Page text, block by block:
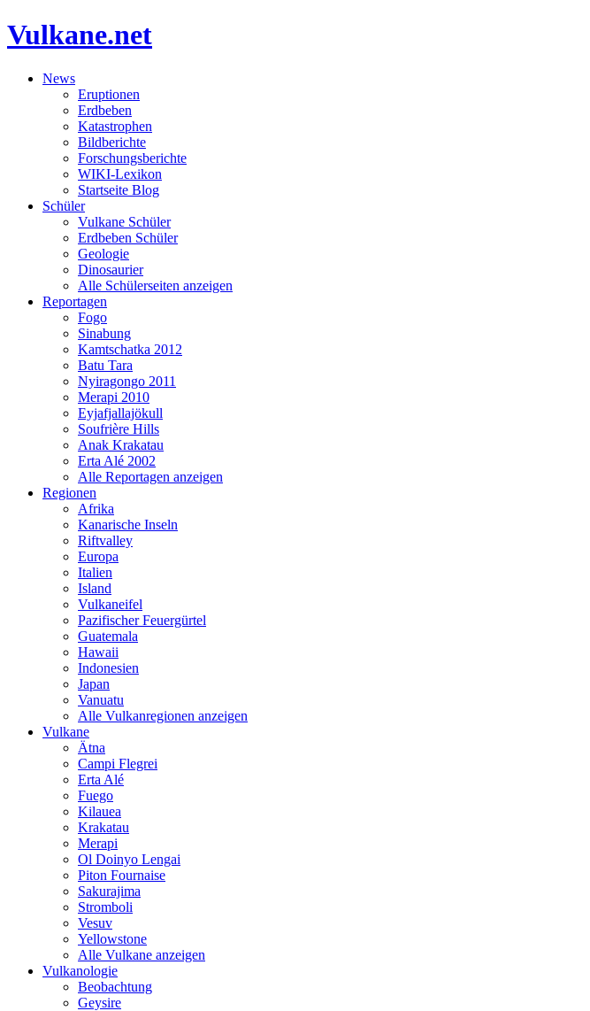
Vulkane.net
News
Eruptionen
Erdbeben
Katastrophen
Bildberichte
Forschungsberichte
WIKI-Lexikon
Startseite Blog
Schüler
Vulkane Schüler
Erdbeben Schüler
Geologie
Dinosaurier
Alle Schülerseiten anzeigen
Reportagen
Fogo
Sinabung
Kamtschatka 2012
Batu Tara
Nyiragongo 2011
Merapi 2010
Eyjafjallajökull
Soufrière Hills
Anak Krakatau
Erta Alé 2002
Alle Reportagen anzeigen
Regionen
Afrika
Kanarische Inseln
Riftvalley
Europa
Italien
Island
Vulkaneifel
Pazifischer Feuergürtel
Guatemala
Hawaii
Indonesien
Japan
Vanuatu
Alle Vulkanregionen anzeigen
Vulkane
Ätna
Campi Flegrei
Erta Alé
Fuego
Kilauea
Krakatau
Merapi
Ol Doinyo Lengai
Piton Fournaise
Sakurajima
Stromboli
Vesuv
Yellowstone
Alle Vulkane anzeigen
Vulkanologie
Beobachtung
Geysire